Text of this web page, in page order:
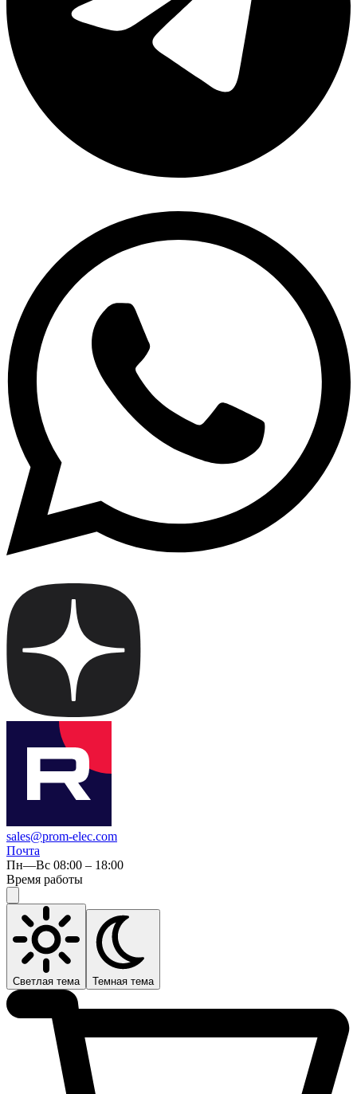
sales@prom-elec.com
Почта
Пн—Вс 08:00 – 18:00
Время работы
Светлая тема Темная тема